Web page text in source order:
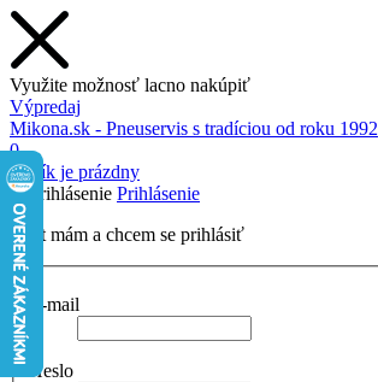
Využite možnosť lacno nakúpiť
Výpredaj
Mikona.sk - Pneuservis s tradíciou od roku 1992
0
Košík je prázdny
Prihlásenie
Účet mám a chcem se prihlásiť
E-mail
Heslo